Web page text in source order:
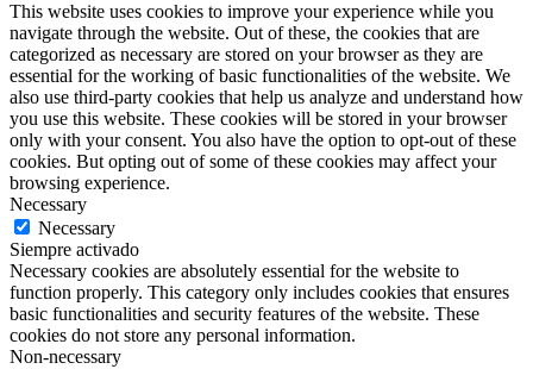
This website uses cookies to improve your experience while you
navigate through the website. Out of these, the cookies that are
categorized as necessary are stored on your browser as they are
essential for the working of basic functionalities of the website. We
also use third-party cookies that help us analyze and understand how
you use this website. These cookies will be stored in your browser
only with your consent. You also have the option to opt-out of these
cookies. But opting out of some of these cookies may affect your
browsing experience.
Necessary
Necessary
Siempre activado
Necessary cookies are absolutely essential for the website to
function properly. This category only includes cookies that ensures
basic functionalities and security features of the website. These
cookies do not store any personal information.
Non-necessary